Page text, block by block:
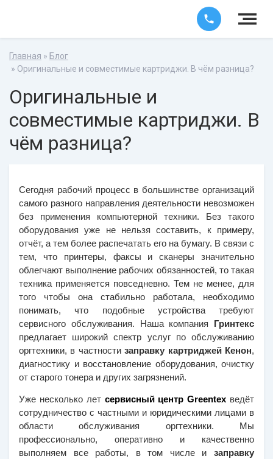
Главная » Блог
» Оригинальные и совместимые картриджи. В чём разница?
Оригинальные и
совместимые картриджи. В
чём разница?
Сегодня рабочий процесс в большинстве организаций
самого разного направления деятельности невозможен
без применения компьютерной техники. Без такого
оборудования уже не нельзя составить, к примеру,
отчёт, а тем более распечатать его на бумагу. В связи с
тем, что принтеры, факсы и сканеры значительно
облегчают выполнение рабочих обязанностей, то такая
техника применяется повседневно. Тем не менее, для
того чтобы она стабильно работала, необходимо
понимать, что подобные устройства требуют
сервисного обслуживания. Наша компания
Гринтекс
предлагает широкий спектр услуг по обслуживанию
оргтехники, в частности заправку картриджей Кенон,
диагностику и восстановление оборудования, очистку
от старого тонера и других загрязнений.
Уже несколько лет сервисный центр Greentex ведёт
сотрудничество с частными и юридическими лицами в
области обслуживания оргтехники. Мы
профессионально, оперативно и качественно
выполняем все работы, в том числе и заправку